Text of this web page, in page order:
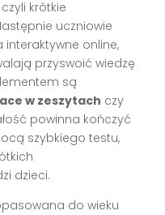
krótkie
uczniowie
interaktywne online,
przyswoić wiedzę
są
w zeszytach czy
powinna kończyć
szybkiego testu,
dzieci.
do wieku